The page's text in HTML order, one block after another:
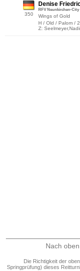
350
Denise
RFV Neunkirchen-City
Wings of Gold
H / Old / Palom /
Z:
Nach oben
Die Richtigkeit der
Springprüfung) dieses